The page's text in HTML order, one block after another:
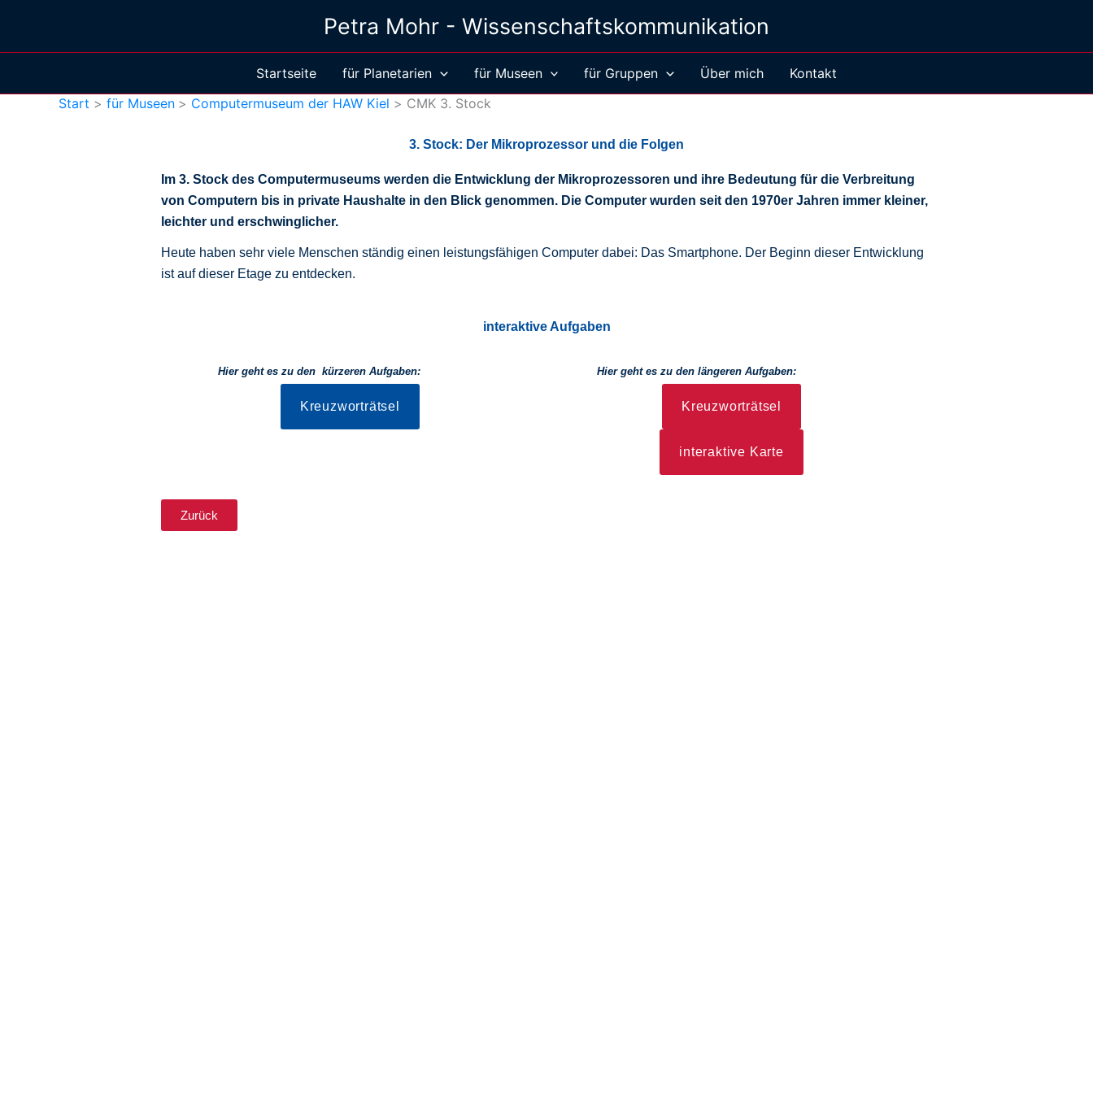
springen
Petra Mohr - Wissenschaftskommunikation
Startseite für Planetarien für Museen für Gruppen Über mich
Kontakt
Start
für Museen Computermuseum der HAW Kiel CMK 3. Stock
3. Stock: Der Mikroprozessor und die Folgen
Im 3. Stock des Computermuseums werden die Entwicklung der Mikroprozessoren und ihre Bedeutung für die Verbreitung
von Computern bis in private Haushalte in den Blick genommen. Die Computer wurden seit den 1970er Jahren immer kleiner,
leichter und erschwinglicher.
Heute haben sehr viele Menschen ständig einen leistungsfähigen Computer dabei: Das Smartphone. Der Beginn dieser Entwicklung
ist auf dieser Etage zu entdecken.
interaktive Aufgaben
Hier geht es zu den kürzeren Aufgaben:
Kreuzworträtsel
Hier geht es zu den längeren Aufgaben:
Kreuzworträtsel
interaktive Karte
Zurück